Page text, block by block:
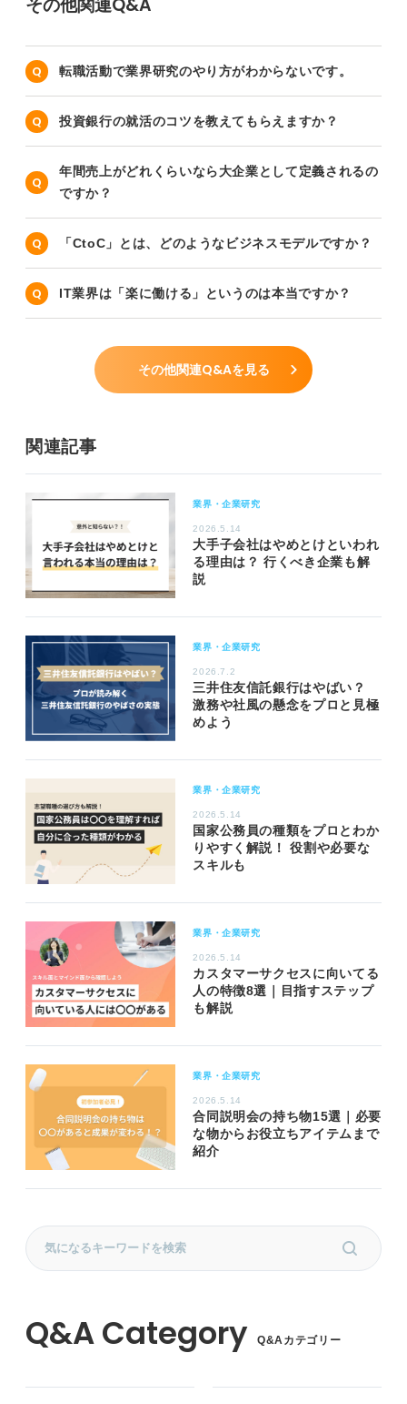
その他関連Q&A
転職活動で業界研究のやり方がわからないです。
投資銀行の就活のコツを教えてもらえますか？
年間売上がどれくらいなら大企業として定義されるの
ですか？
「CtoC」とは、どのようなビジネスモデルですか？
IT業界は「楽に働ける」というのは本当ですか？
その他関連Q&Aを見る
関連記事
業界・企業研究
2026.5.14
大手子会社はやめとけといわれ
る理由は？ 行くべき企業も解
説
業界・企業研究
2026.7.2
三井住友信託銀行はやばい？
激務や社風の懸念をプロと見極
めよう
業界・企業研究
2026.5.14
国家公務員の種類をプロとわか
りやすく解説！ 役割や必要な
スキルも
業界・企業研究
2026.5.14
カスタマーサクセスに向いてる
人の特徴8選｜目指すステップ
も解説
業界・企業研究
2026.5.14
合同説明会の持ち物15選｜必要
な物からお役立ちアイテムまで
紹介
Q&Aカテゴリー